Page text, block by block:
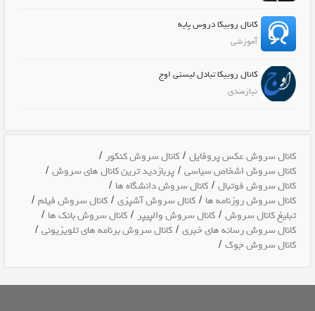
کانال روبیکا دروس پایه
آموزشی
کانال روبیکا تبادل لیستی اوج
نیازمندی
کانال سروش عکس پروفایل /کانال سروش کنکور /
کانال سروش اشخاص سیاسی /پربازدید ترین کانال های سروش /
کانال سروش فوتبال /کانال سروش دانشگاه ها /
کانال سروش روزنامه ها /کانال سروش آشپزی /کانال سروش فیلم /
تبلیغ کانال سروش /کانال سروش والپیپر /کانال سروش بانک ها /
کانال سروش رسانه های خبری /کانال سروش برنامه های تلویزیونی /
کانال سروش جوک /